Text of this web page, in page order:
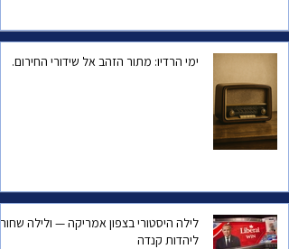
ימי הרדיו: מתור הזהב אל שידורי החירום.
לילה היסטורי בצפון אמריקה — ולילה שחור
ליהדות קנדה